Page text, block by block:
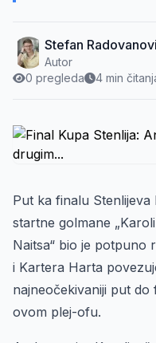
Stefan
Autor
0 pregleda
4 min
Put ka finalu
startne golmane
Naitsa“ bio je potpuno
i Kartera Harta
najneočekivaniji put
ovom plej-ofu.